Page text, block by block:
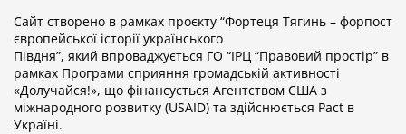
Сайт створено в рамках проєкту “Фортеця Тягинь – форпост
європейської історії українського
Півдня”, який впроваджується ГО “ІРЦ “Правовий простір” в
рамках Програми сприяння громадській активності
«Долучайся!», що фінансується Агентством США з
міжнародного розвитку (USAID) та здійснюється Pact в
Україні.